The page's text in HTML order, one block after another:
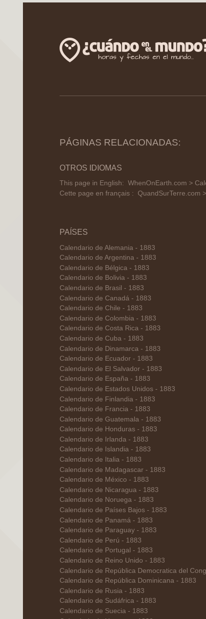
PÁGINAS RELACIONADAS:
OTROS IDIOMAS
This page in English: WhenOnEarth.com >
Cette page en français : QuandSurTerre.com
PAÍSES
Calendario de Alemania - 1883
Calendario de Argentina - 1883
Calendario de Bélgica - 1883
Calendario de Bolivia - 1883
Calendario de Brasil - 1883
Calendario de Canadá - 1883
Calendario de Chile - 1883
Calendario de Colombia - 1883
Calendario de Costa Rica - 1883
Calendario de Cuba - 1883
Calendario de Dinamarca - 1883
Calendario de Ecuador - 1883
Calendario de El Salvador - 1883
Calendario de España - 1883
Calendario de Estados Unidos - 1883
Calendario de Finlandia - 1883
Calendario de Francia - 1883
Calendario de Guatemala - 1883
Calendario de Honduras - 1883
Calendario de Irlanda - 1883
Calendario de Islandia - 1883
Calendario de Italia - 1883
Calendario de Madagascar - 1883
Calendario de México - 1883
Calendario de Nicaragua - 1883
Calendario de Noruega - 1883
Calendario de Países Bajos - 1883
Calendario de Panamá - 1883
Calendario de Paraguay - 1883
Calendario de Perú - 1883
Calendario de Portugal - 1883
Calendario de Reino Unido - 1883
Calendario de República Democratica del
Calendario de República Dominicana - 1883
Calendario de Rusia - 1883
Calendario de Sudáfrica - 1883
Calendario de Suecia - 1883